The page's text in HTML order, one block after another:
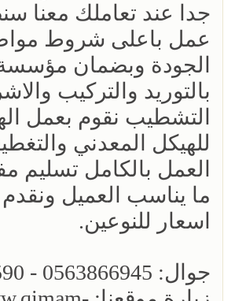
جدا عند تعاملك معنا
عمل باعلى شروط
الجودة وبضمان
بالتوريد والتركيب
التشطيب نقوم بعمل
للهيكل المعدني
العمل بالكامل تسليم
ما يناسب العميل
اسعار للنوعين.
جوال: 0563866945 - 0551113590